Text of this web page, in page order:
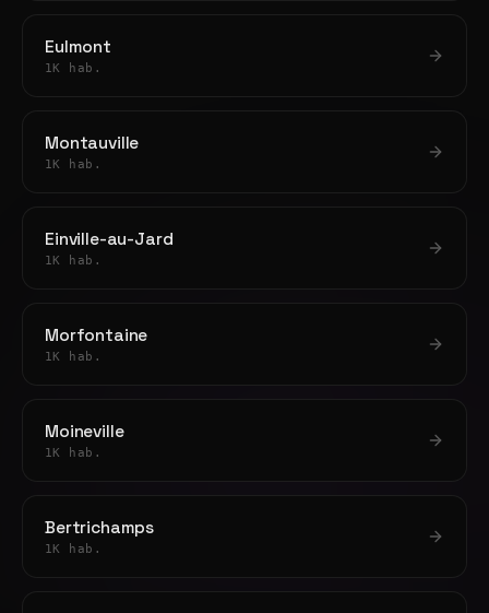
Eulmont
1K hab.
Montauville
1K hab.
Einville-au-Jard
1K hab.
Morfontaine
1K hab.
Moineville
1K hab.
Bertrichamps
1K hab.